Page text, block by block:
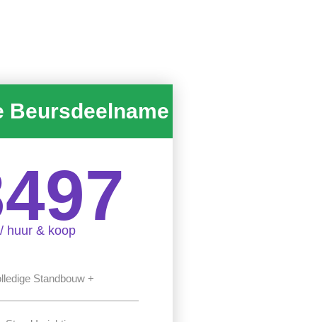
Beursdeelname
/ huur & koop
Standbouw +